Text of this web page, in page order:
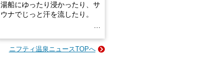
湯船にゆったり浸かったり、サ
ウナでじっと汗を流したり。
そんな「一人でぼんやり過ごす
ニフティ温泉ニュースTOPへ